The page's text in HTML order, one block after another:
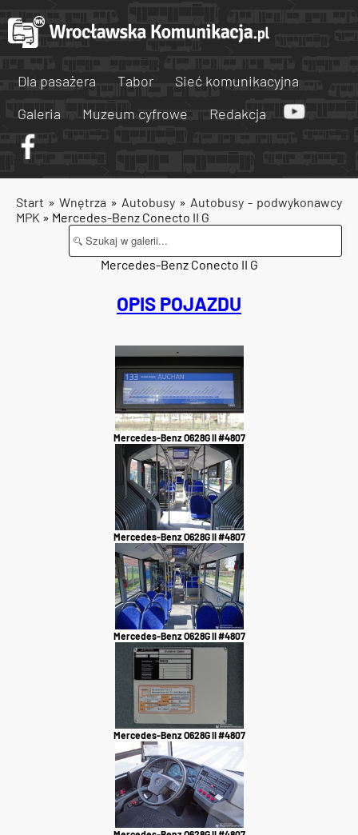
Dla pasażera Tabor
Sieć komunikacyjna
Galeria
Muzeum cyfrowe Redakcja
Start » Wnętrza » Autobusy » Autobusy - podwykonawcy
MPK » Mercedes-Benz Conecto II G
Mercedes-Benz Conecto II G
OPIS POJAZDU
Mercedes-Benz O628G II #4807
Mercedes-Benz O628G II #4807
Mercedes-Benz O628G II #4807
Mercedes-Benz O628G II #4807